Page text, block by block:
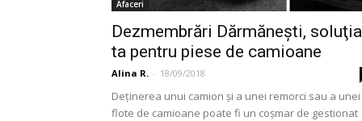
Afaceri
Dezmembrări Dărmăneşti, soluţia
ta pentru piese de camioane
Alina R. - 18/09/2018
Deținerea unui camion și a unei remorci sau a unei
flote de camioane poate fi un coșmar de gestionat